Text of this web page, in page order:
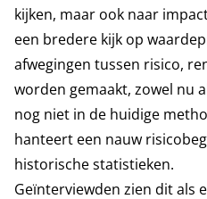
kijken, maar ook naar
een bredere kijk op
afwegingen tussen risico,
worden gemaakt, zowel nu
nog niet in de huidige
hanteert een nauw
historische statistieken.
Geïnterviewden zien dit als